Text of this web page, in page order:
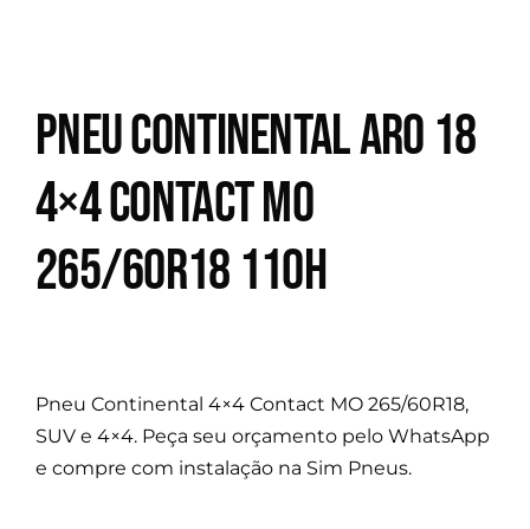
Pneu Continental Aro 18
4×4 Contact MO
265/60R18 110H
Pneu Continental 4×4 Contact MO 265/60R18,
SUV e 4×4. Peça seu orçamento pelo WhatsApp
e compre com instalação na Sim Pneus.